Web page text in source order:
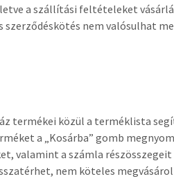
a szállítási feltételeket
nem valósulhat
termékei közül a terméklista
a „Kosárba” gomb
a számla
nem köteles